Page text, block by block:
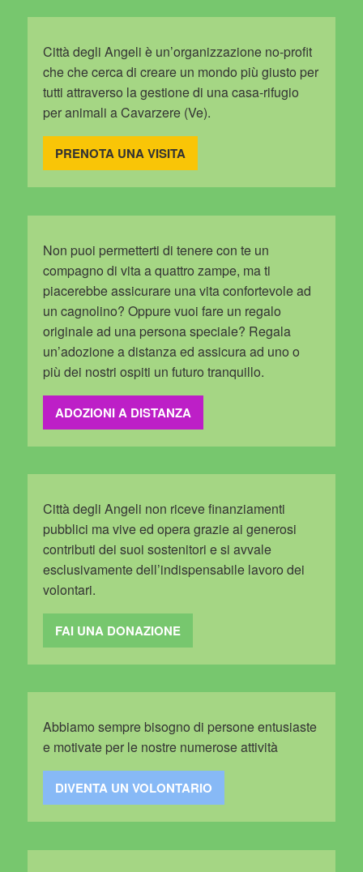
Città degli Angeli è un’organizzazione no-profit
che che cerca di creare un mondo più giusto per
tutti attraverso la gestione di una casa-rifugio
per animali a Cavarzere (Ve).
PRENOTA UNA VISITA
Non puoi permetterti di tenere con te un
compagno di vita a quattro zampe, ma ti
piacerebbe assicurare una vita confortevole ad
un cagnolino? Oppure vuoi fare un regalo
originale ad una persona speciale? Regala
un’adozione a distanza ed assicura ad uno o
più dei nostri ospiti un futuro tranquillo.
ADOZIONI A DISTANZA
Città degli Angeli non riceve finanziamenti
pubblici ma vive ed opera grazie ai generosi
contributi dei suoi sostenitori e si avvale
esclusivamente dell’indispensabile lavoro dei
volontari.
FAI UNA DONAZIONE
Abbiamo sempre bisogno di persone entusiaste
e motivate per le nostre numerose attività
DIVENTA UN VOLONTARIO